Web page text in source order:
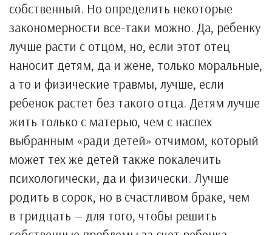
собственный. Но определить некоторые
закономерности все-таки можно. Да, ребенку
лучше расти с отцом, но, если этот отец
наносит детям, да и жене, только моральные,
а то и физические травмы, лучше, если
ребенок растет без такого отца. Детям лучше
жить только с матерью, чем с наспех
выбранным «ради детей» отчимом, который
может тех же детей также покалечить
психологически, да и физически. Лучше
родить в сорок, но в счастливом браке, чем
в тридцать — для того, чтобы решить